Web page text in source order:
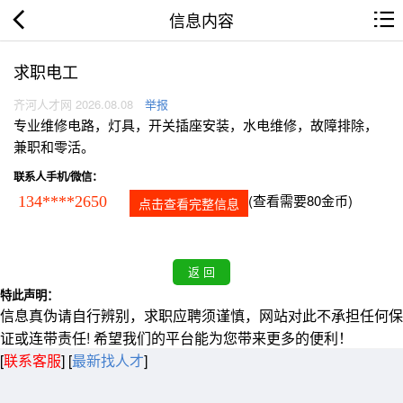
信息内容
求职电工
齐河人才网 2026.08.08 举报
专业维修电路，灯具，开关插座安装，水电维修，故障排除，
兼职和零活。
联系人手机/微信：
134****2650 点击查看完整信息 (查看需要80金币)
特此声明：
信息真伪请自行辨别，求职应聘须谨慎，网站对此不承担任何保
证或连带责任! 希望我们的平台能为您带来更多的便利！
[联系客服] [最新找人才]